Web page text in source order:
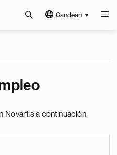
Candean
Novartis a continuación.